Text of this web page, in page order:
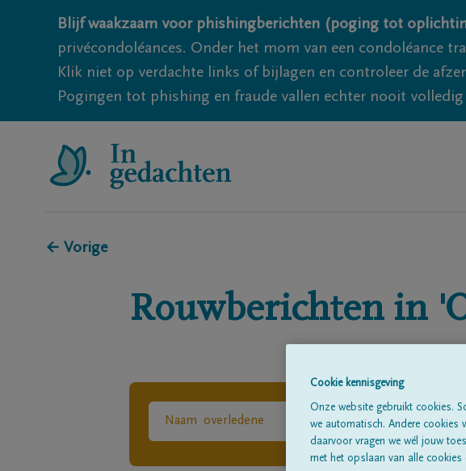
Blijf waakzaam voor phishingberichten (poging tot
privécondoléances. Onder het mom van een condoléance
Klik niet op verdachte links of bijlagen en controleer de
Pogingen tot phishing en fraude vallen echter nooit
← Vorige
Rouwberichten in
Cookie kennisgeving
Onze website gebruikt cookies.
we automatisch. Andere cookies
daarvoor vragen we wél jouw
met het opslaan van alle cookies